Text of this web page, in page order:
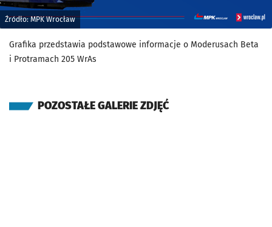
Źródło: MPK Wrocław
Grafika przedstawia podstawowe informacje o Moderusach Beta
i Protramach 205 WrAs
POZOSTAŁE GALERIE ZDJĘĆ